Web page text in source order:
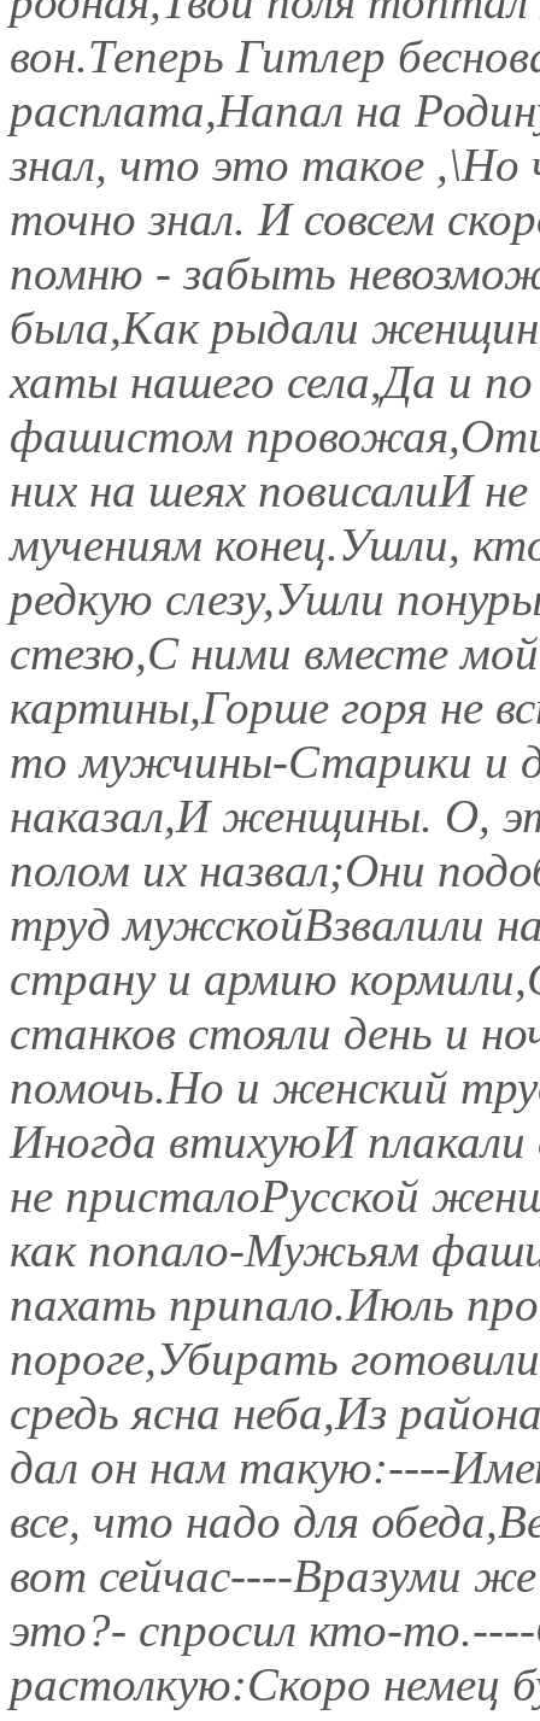
вон.Теперь Гитлер
расплата,Напал на
знал, что это такое ,\Но
точно знал. И совсем
помню - забыть
была,Как рыдали
хаты нашего села,Да и
фашистом
них на шеях повисалиИ
мучениям конец.Ушли,
редкую слезу,Ушли
стезю,С ними вместе мой
картины,Горше горя не
то мужчины-Старики и
наказал,И женщины. О,
полом их назвал;Они
труд мужскойВзвалили
страну и армию
станков стояли день и
помочь.Но и женский
Иногда втихуюИ плакали
не присталоРусской
как попало-Мужьям
пахать припало.Июль
пороге,Убирать
средь ясна неба,Из
дал он нам такую:----
все, что надо для
вот сейчас----Вразуми
это?- спросил кто-
растолкую:Скоро немец